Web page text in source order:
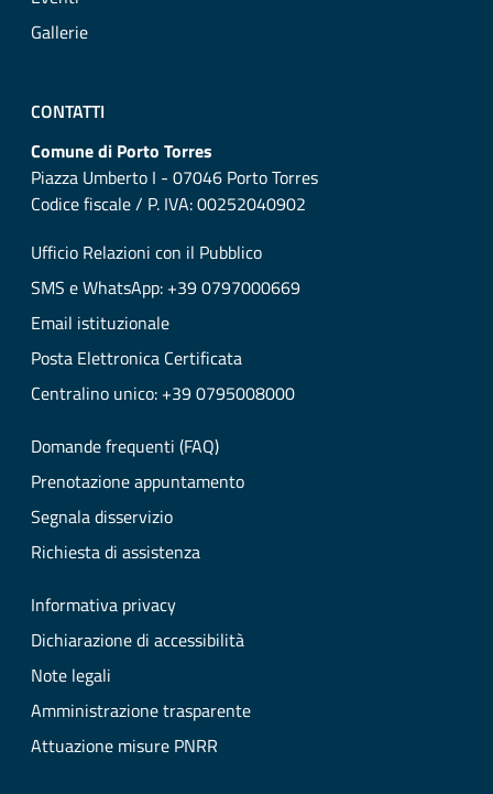
Gallerie
CONTATTI
Comune di Porto Torres
Piazza Umberto I - 07046 Porto Torres
Codice fiscale / P. IVA: 00252040902
Ufficio Relazioni con il Pubblico
SMS e WhatsApp: +39 0797000669
Email istituzionale
Posta Elettronica Certificata
Centralino unico: +39 0795008000
Domande frequenti (FAQ)
Prenotazione appuntamento
Segnala disservizio
Richiesta di assistenza
Informativa privacy
Dichiarazione di accessibilità
Note legali
Amministrazione trasparente
Attuazione misure PNRR